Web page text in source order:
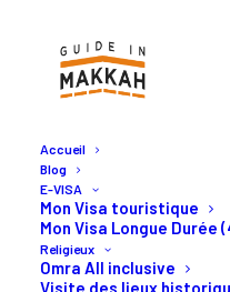
Accueil
Blog
E-VISA
Mon Visa touristique
Mon Visa Longue Durée
Religieux
Omra All inclusive
Visite des lieux
Mawaqit salat
–